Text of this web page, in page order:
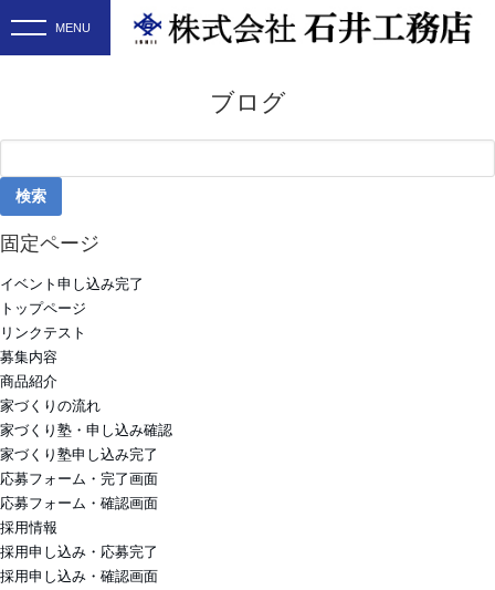
ブログ
索:
固定ページ
イベント申し込み完了
トップページ
リンクテスト
募集内容
商品紹介
家づくりの流れ
家づくり塾・申し込み確認
家づくり塾申し込み完了
応募フォーム・完了画面
応募フォーム・確認画面
採用情報
採用申し込み・応募完了
採用申し込み・確認画面